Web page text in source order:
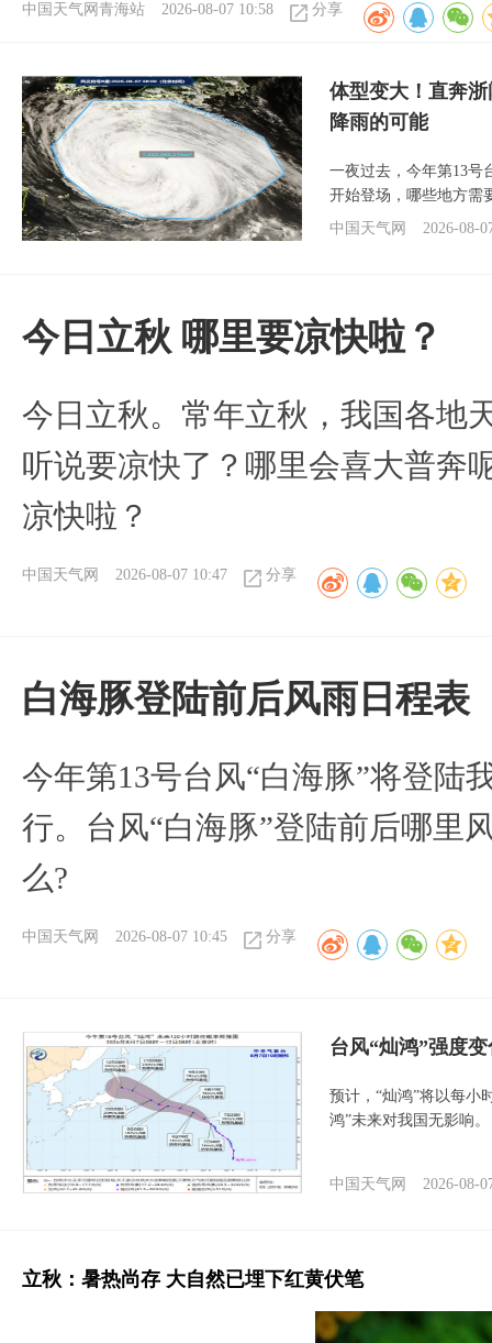
中国天气网青海站 2026-08-07 10:58 分享
体型变大！直奔
降雨的可能
一夜过去，今年第13号
开始登场，哪些地方需
中国天气网
2026-08-
今日立秋 哪里要凉快啦？
今日立秋。常年立秋，我国各地
听说要凉快了？哪里会喜大普奔
凉快啦？
中国天气网 2026-08-07 10:47 分享
白海豚登陆前后风雨日程表
今年第13号台风“白海豚”将登陆
行。台风“白海豚”登陆前后哪里
么?
中国天气网 2026-08-07 10:45 分享
台风“灿鸿”强度
预计，“灿鸿”将以每小
鸿”未来对我国无影响。
中国天气网 2026-08-
立秋：暑热尚存 大自然已埋下红黄伏笔